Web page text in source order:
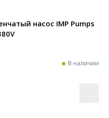
насос IMP Pumps
В наличии